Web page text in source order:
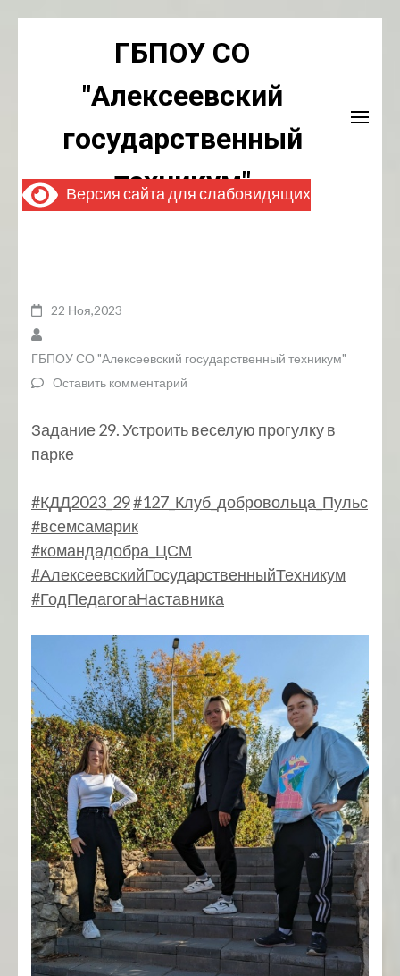
ГБПОУ СО
"Алексеевский
государственный
техникум"
22 Ноя,2023
ГБПОУ СО "Алексеевский государственный техникум"
Оставить комментарий
Задание 29. Устроить веселую прогулку в
парке
#КДД2023_29#127_Клуб_добровольца_Пульс
#всемсамарик
#командадобра_ЦСМ
#АлексеевскийГосударственныйТехникум
#ГодПедагогаНаставника
Версия сайта для слабовидящих